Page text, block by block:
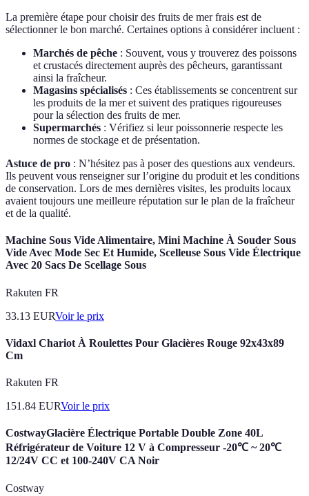
La première étape pour choisir des fruits de mer frais est de
sélectionner le bon marché. Certaines options à considérer incluent :
Marchés de pêche : Souvent, vous y trouverez des poissons
et crustacés directement auprès des pêcheurs, garantissant
ainsi la fraîcheur.
Magasins spécialisés : Ces établissements se concentrent sur
les produits de la mer et suivent des pratiques rigoureuses
pour la sélection des fruits de mer.
Supermarchés : Vérifiez si leur poissonnerie respecte les
normes de stockage et de présentation.
Astuce de pro : N’hésitez pas à poser des questions aux vendeurs.
Ils peuvent vous renseigner sur l’origine du produit et les conditions
de conservation. Lors de mes dernières visites, les produits locaux
avaient toujours une meilleure réputation sur le plan de la fraîcheur
et de la qualité.
Machine Sous Vide Alimentaire, Mini Machine À Souder Sous
Vide Avec Mode Sec Et Humide, Scelleuse Sous Vide Électrique
Avec 20 Sacs De Scellage Sous
Rakuten FR
33.13 EURVoir le prix
Vidaxl Chariot À Roulettes Pour Glacières Rouge 92x43x89
Cm
Rakuten FR
151.84 EURVoir le prix
CostwayGlacière Électrique Portable Double Zone 40L
Réfrigérateur de Voiture 12 V à Compresseur -20℃ ~ 20℃
12/24V CC et 100-240V CA Noir
Costway